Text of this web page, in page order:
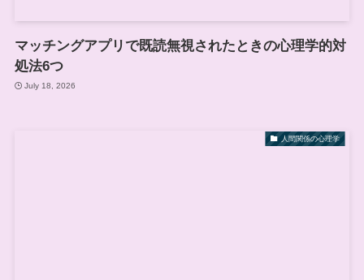
マッチングアプリで既読無視されたときの心理学的対
処法6つ
July 18, 2026
人間関係の心理学